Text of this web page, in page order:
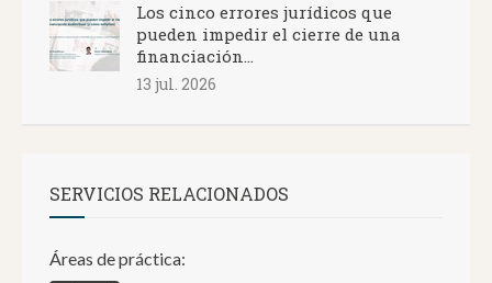
Los cinco errores jurídicos que
pueden impedir el cierre de una
financiación...
13 jul. 2026
SERVICIOS RELACIONADOS
Áreas de práctica: